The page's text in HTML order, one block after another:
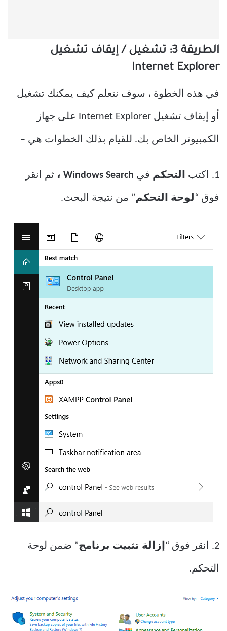
الطريقة 3: تشغيل / إيقاف تشغيل
Internet Explorer
في هذه الخطوة ، سوف نتعلم كيف يمكنك تشغيل
أو إيقاف تشغيل Internet Explorer على جهاز
الكمبيوتر الخاص بك. للقيام بذلك الخطوات هي –
1. اكتب التحكم في ثم انقر
فوق “ لوحة التحكم” من نتيجة البحث.
2. انقر فوق “ إزالة تثبيت برنامج” ضمن لوحة
التحكم.